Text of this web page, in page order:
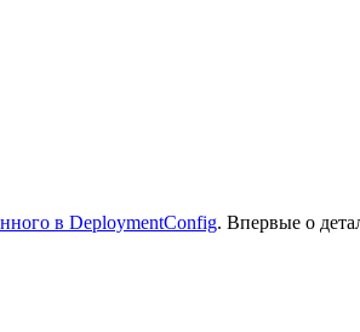
в DeploymentConfig. Впервые о